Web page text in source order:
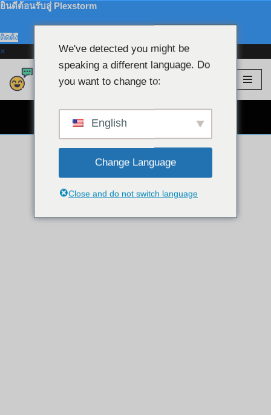
ยินดีต้อนรับสู่ Plexstorm
ติดตั้ง
×
ข้าม
เนื้อหา
Plexstorm 💖 โมเดลวีไอพี
แชทผ่านเว็บแคมฟรี 👉
We've detected you might be
speaking a different language. Do
you want to change to:
English
Change Language
Close and do not switch language